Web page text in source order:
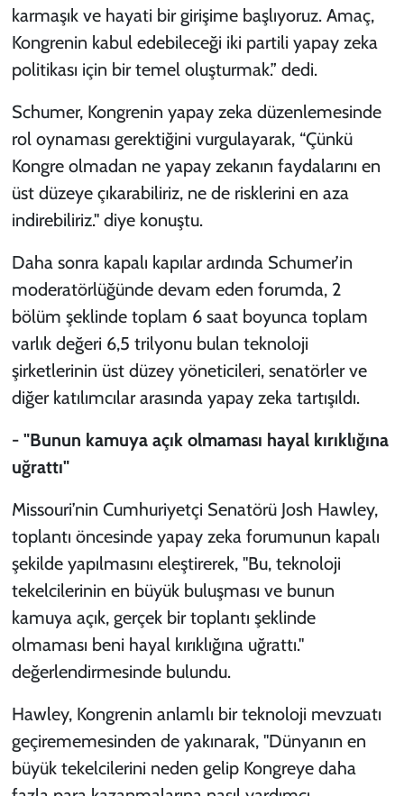
karmaşık ve hayati bir girişime başlıyoruz. Amaç,
Kongrenin kabul edebileceği iki partili yapay zeka
politikası için bir temel oluşturmak.” dedi.
Schumer, Kongrenin yapay zeka düzenlemesinde
rol oynaması gerektiğini vurgulayarak, “Çünkü
Kongre olmadan ne yapay zekanın faydalarını en
üst düzeye çıkarabiliriz, ne de risklerini en aza
indirebiliriz." diye konuştu.
Daha sonra kapalı kapılar ardında Schumer’in
moderatörlüğünde devam eden forumda, 2
bölüm şeklinde toplam 6 saat boyunca toplam
varlık değeri 6,5 trilyonu bulan teknoloji
şirketlerinin üst düzey yöneticileri, senatörler ve
diğer katılımcılar arasında yapay zeka tartışıldı.
- "Bunun kamuya açık olmaması hayal kırıklığına
uğrattı"
Missouri’nin Cumhuriyetçi Senatörü Josh Hawley,
toplantı öncesinde yapay zeka forumunun kapalı
şekilde yapılmasını eleştirerek, "Bu, teknoloji
tekelcilerinin en büyük buluşması ve bunun
kamuya açık, gerçek bir toplantı şeklinde
olmaması beni hayal kırıklığına uğrattı."
değerlendirmesinde bulundu.
Hawley, Kongrenin anlamlı bir teknoloji mevzuatı
geçirememesinden de yakınarak, "Dünyanın en
büyük tekelcilerini neden gelip Kongreye daha